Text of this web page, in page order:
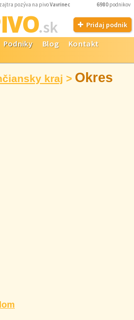
zajtra pozýva na pivoVavrinec 6980 podnikov
.sk Pridaj podnik
Podniky Blog
Kontakt
kraj > Okres